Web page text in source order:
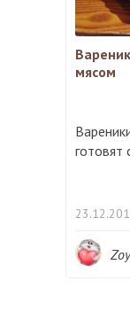
мясом
готовят